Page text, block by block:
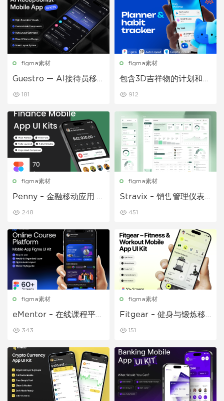
figma素材
Guestro — AI接待员移
181
figma素材
包含3D吉祥物的计划和习
件
912
figma素材
Penny – 金融移动应用 U
248
figma素材
Stravix – 销售管理仪表
451
figma素材
eMentor – 在线课程平台
343
figma素材
Fitgear – 健身与锻炼移
151